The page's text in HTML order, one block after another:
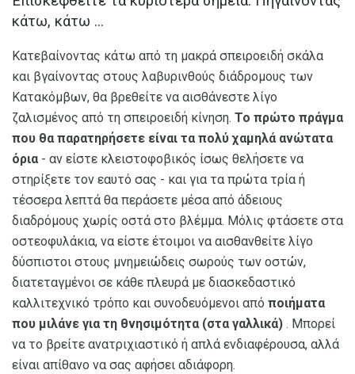
κάτω, κάτω ...
Κατεβαίνοντας κάτω από τη μακρά σπειροειδή σκάλα
και βγαίνοντας στους λαβυρινθούς διάδρομους των
Κατακόμβων, θα βρεθείτε να αισθάνεστε λίγο
ζαλισμένος από τη σπειροειδή κίνηση. Το πρώτο πράγμα
που θα παρατηρήσετε είναι τα πολύ χαμηλά ανώτατα
όρια - αν είστε κλειστοφοβικός ίσως θελήσετε να
στηρίξετε τον εαυτό σας - και για τα πρώτα τρία ή
τέσσερα λεπτά θα περάσετε μέσα από άδειους
διαδρόμους χωρίς οστά στο βλέμμα. Μόλις φτάσετε στα
οστεοφυλάκια, να είστε έτοιμοι να αισθανθείτε λίγο
δύσπιστοι στους μνημειώδεις σωρούς των οστών,
διατεταγμένοι σε κάθε πλευρά με διασκεδαστικό
καλλιτεχνικό τρόπο και συνοδευόμενοι από ποιήματα
που μιλάνε για τη θνησιμότητα (στα γαλλικά) . Μπορεί
να το βρείτε ανατριχιαστικό ή απλά ενδιαφέρουσα, αλλά
είναι απίθανο να σας αφήσει αδιάφορη.